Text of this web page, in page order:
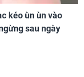
kéo ùn ùn vào
sau ngày